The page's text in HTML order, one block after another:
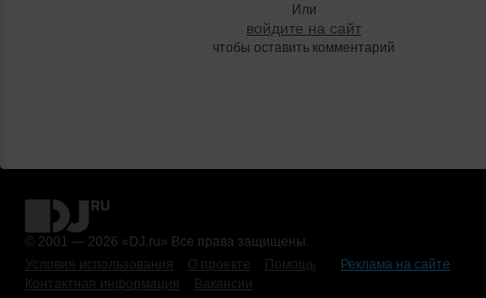
Или
войдите на сайт
чтобы оставить комментарий
© 2001 — 2026 «DJ.ru» Все права защищены.
Условия использования
О проекте Помощь
Реклама на сайте
Контактная информация
Вакансии